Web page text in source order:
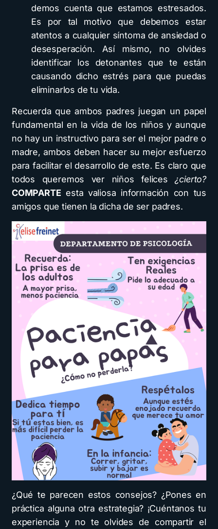
demos cuenta que estamos estresados.
Es por tal motivo que debemos estar
atentos a cualquier síntoma de ansiedad o
desesperación. Así mismo, no olvides
identificar los detonantes que te están
causando dicho estrés para que puedas
eliminarlos de tu vida.
Recuerda que ambos padres juegan un papel
fundamental en la vida de los niños y aunque
no hay un instructivo para ser el mejor padre o
madre, ambos deben hacer su mejor esfuerzo
para facilitar el desarrollo de este. Es claro que
todos queremos ver niños felices¿cierto?
COMPARTE esta valiosa información con tus
amigos que tienen la dicha de ser padres.
¿Qué te parecen estos consejos? ¿Pones en
práctica alguna otra estrategia? ¡Cuéntanos tu
experiencia y no te olvides de compartir el